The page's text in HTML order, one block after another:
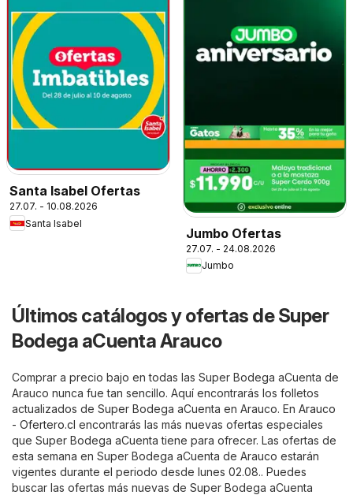
Santa Isabel Ofertas
27.07. - 10.08.2026
Santa Isabel
Jumbo Ofertas
27.07. - 24.08.2026
Jumbo
Últimos catálogos y ofertas de Super
Bodega aCuenta Arauco
Comprar a precio bajo en todas las Super Bodega aCuenta de
Arauco nunca fue tan sencillo. Aquí encontrarás los folletos
actualizados de Super Bodega aCuenta en Arauco. En Arauco
- Ofertero.cl encontrarás las más nuevas ofertas especiales
que Super Bodega aCuenta tiene para ofrecer. Las ofertas de
esta semana en Super Bodega aCuenta de Arauco estarán
vigentes durante el periodo desde lunes 02.08.. Puedes
buscar las ofertas más nuevas de Super Bodega aCuenta